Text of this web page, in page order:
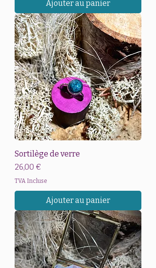
Ajouter au panier
Sortilège de verre
Prix
26,00 €
TVA Incluse
Ajouter au panier